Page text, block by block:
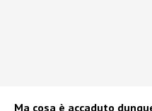
Ma cosa è accaduto